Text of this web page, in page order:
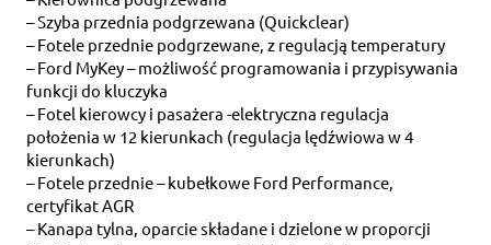
– Szyba przednia podgrzewana (Quickclear)
– Fotele przednie podgrzewane, z regulacją temperatury
– Ford MyKey – możliwość programowania i przypisywania
funkcji do kluczyka
– Fotel kierowcy i pasażera -elektryczna regulacja
położenia w 12 kierunkach (regulacja lędźwiowa w 4
kierunkach)
– Fotele przednie – kubełkowe Ford Performance,
certyfikat AGR
– Kanapa tylna, oparcie składane i dzielone w proporcji